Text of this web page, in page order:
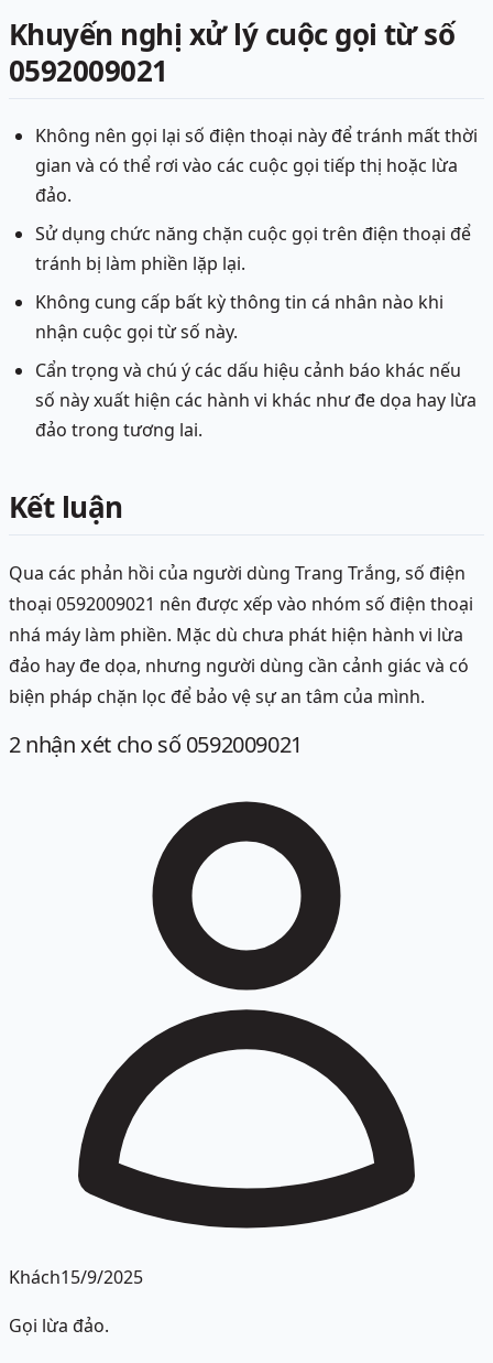
Khuyến nghị xử lý cuộc gọi từ số
0592009021
Không nên gọi lại số điện thoại này để tránh mất thời
gian và có thể rơi vào các cuộc gọi tiếp thị hoặc lừa
đảo.
Sử dụng chức năng chặn cuộc gọi trên điện thoại để
tránh bị làm phiền lặp lại.
Không cung cấp bất kỳ thông tin cá nhân nào khi
nhận cuộc gọi từ số này.
Cẩn trọng và chú ý các dấu hiệu cảnh báo khác nếu
số này xuất hiện các hành vi khác như đe dọa hay lừa
đảo trong tương lai.
Kết luận
Qua các phản hồi của người dùng Trang Trắng, số điện
thoại 0592009021 nên được xếp vào nhóm số điện thoại
nhá máy làm phiền. Mặc dù chưa phát hiện hành vi lừa
đảo hay đe dọa, nhưng người dùng cần cảnh giác và có
biện pháp chặn lọc để bảo vệ sự an tâm của mình.
2nhận xét cho số 0592009021
Khách15/9/2025
Gọi lừa đảo.